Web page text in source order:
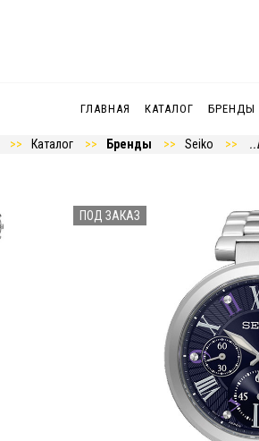
ГЛАВНАЯ КАТАЛОГ БРЕНДЫ
Каталог Бренды Seiko
ПОД ЗАКАЗ